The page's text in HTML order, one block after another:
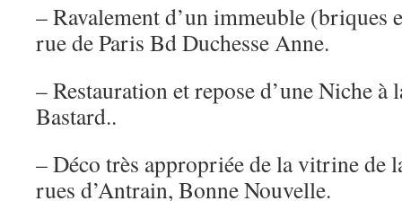
– Ravalement d’un immeuble (briques
rue de Paris Bd Duchesse Anne.
– Restauration et repose d’une Niche à
Bastard..
– Déco très appropriée de la vitrine de
rues d’Antrain, Bonne Nouvelle.